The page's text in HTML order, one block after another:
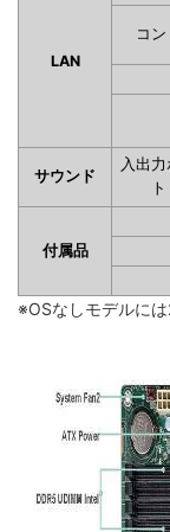
LAN
コ
サウンド
入出
ト
付属品
※OSなしモデルに